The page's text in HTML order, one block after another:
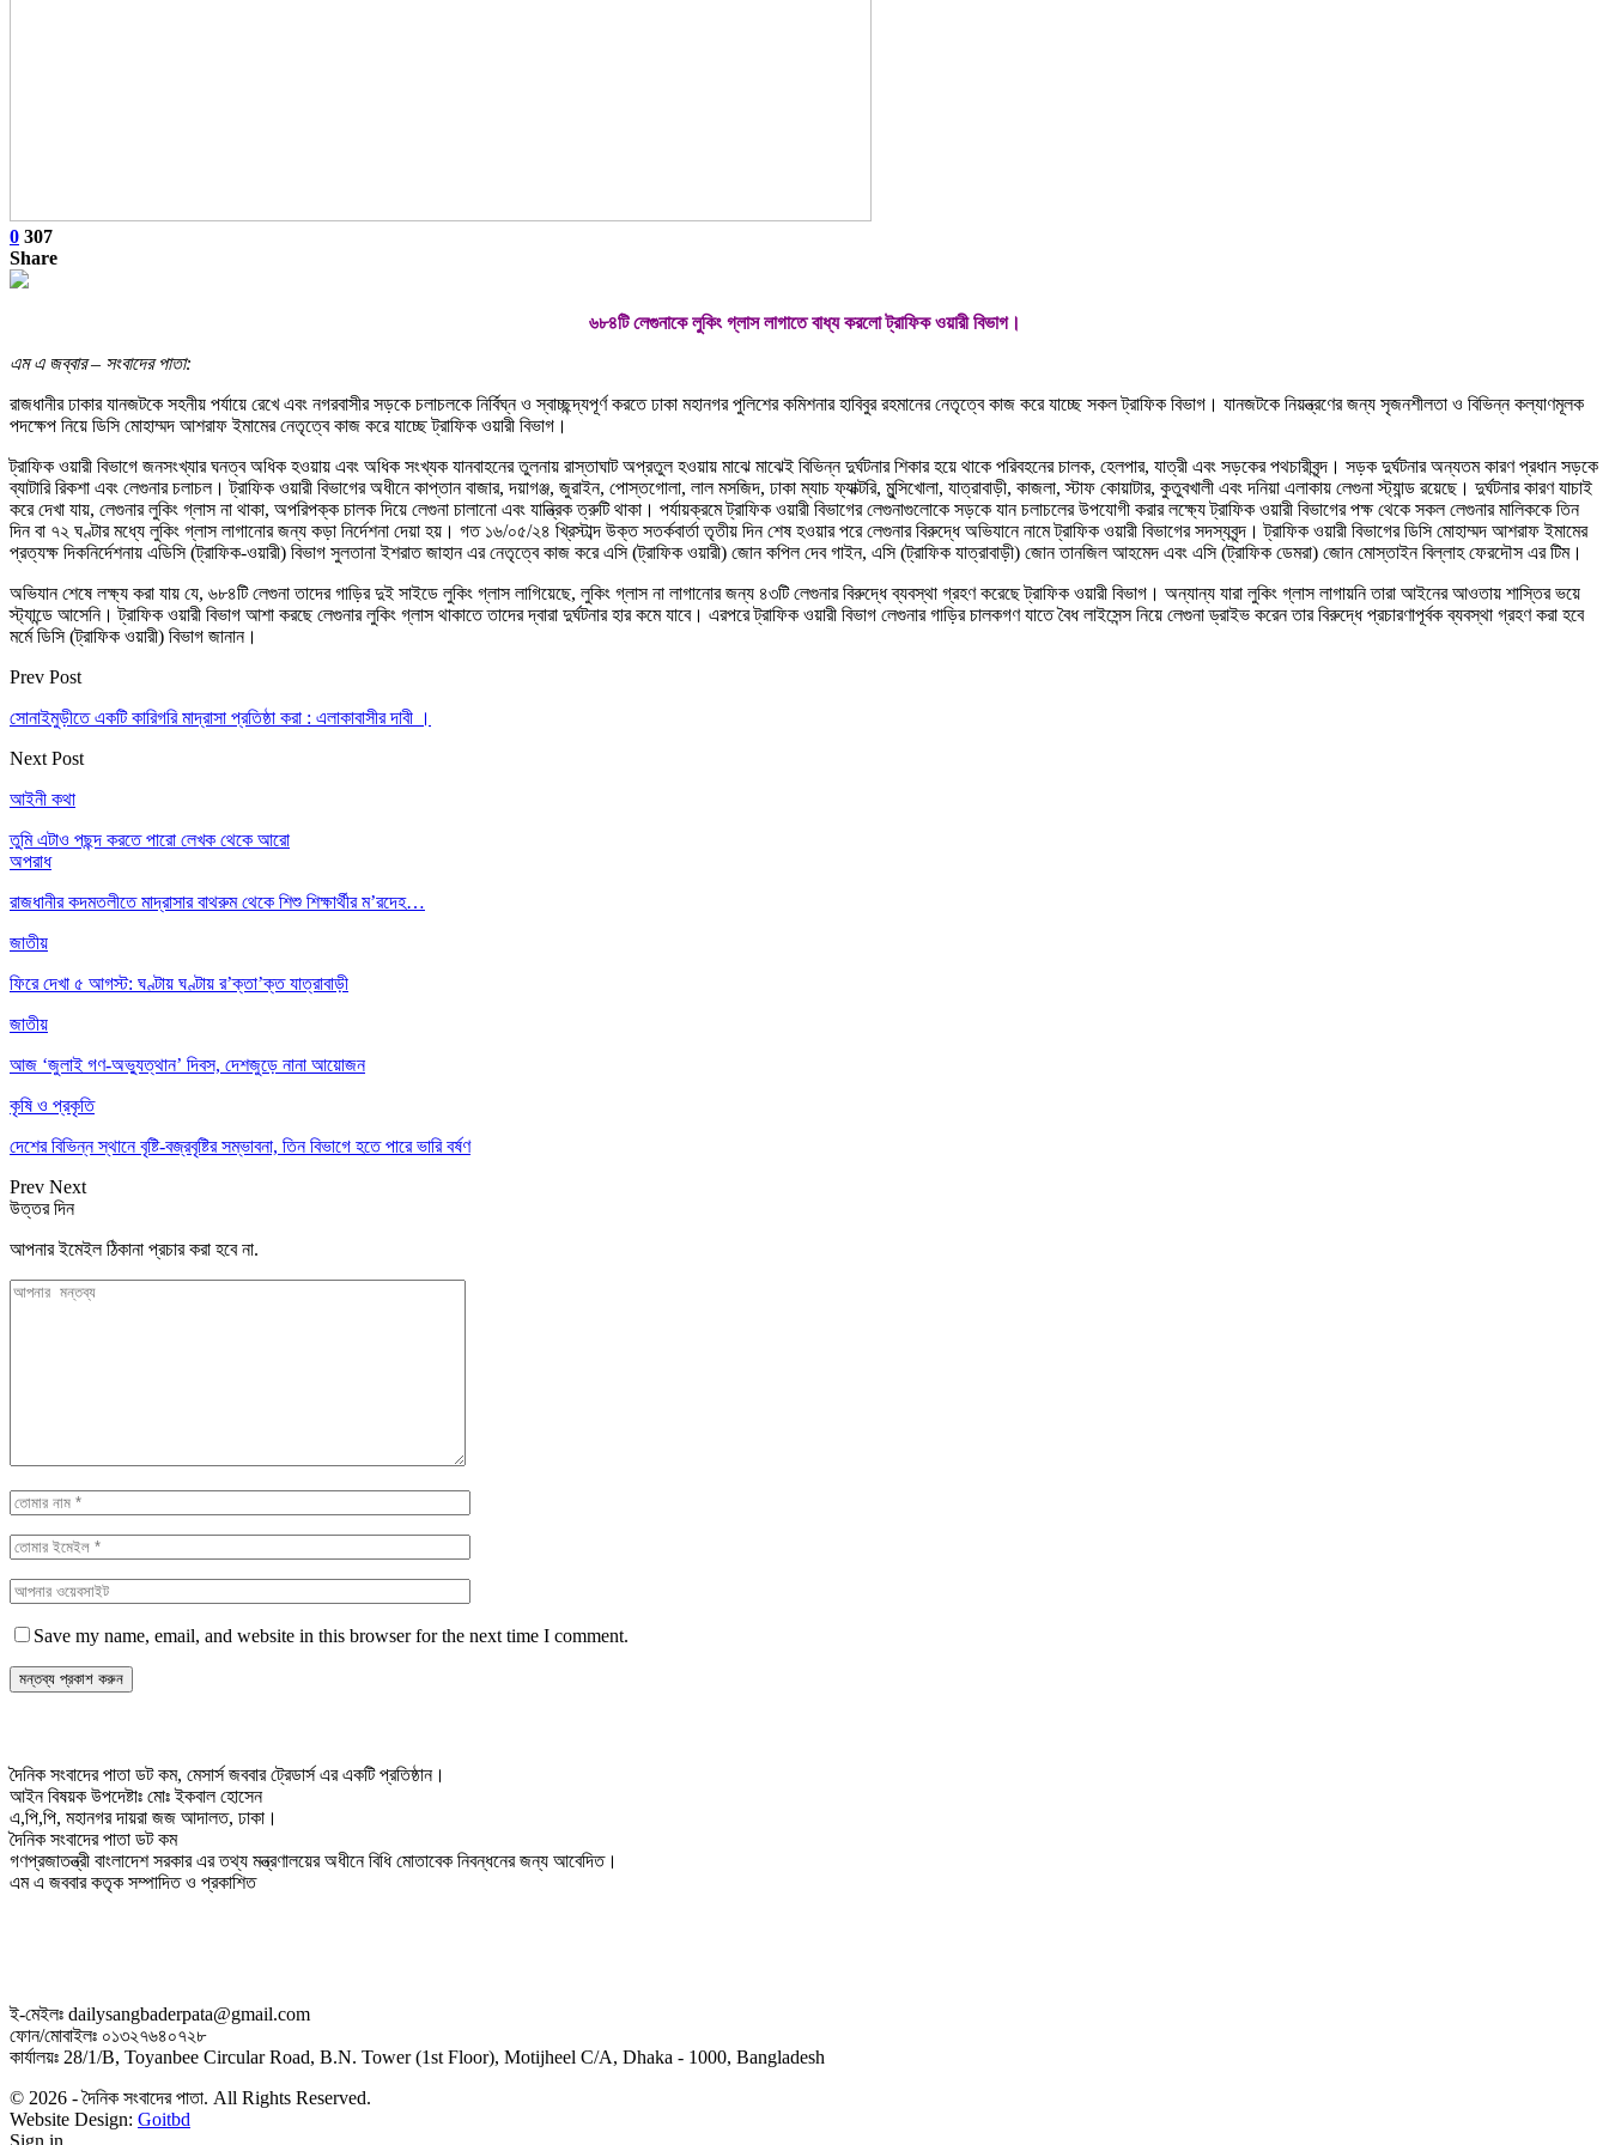
0 307
Share
৬৮৪টি লেগুনাকে লুকিং গ্লাস লাগাতে বাধ্য করলো ট্রাফিক ওয়ারী বিভাগ।
এম এ জব্বার – সংবাদের পাতা:
রাজধানীর ঢাকার যানজটকে সহনীয় পর্যায়ে রেখে এবং নগরবাসীর সড়কে চলাচলকে নির্বিঘ্ন ও স্বাচ্ছন্দ্যপূর্ণ করতে ঢাকা মহানগর পুলিশের কমিশনার হাবিবুর রহমানের নেতৃত্বে কাজ করে যাচ্ছে সকল ট্রাফিক বিভাগ। যানজটকে নিয়ন্ত্রণের জন্য সৃজনশীলতা ও বিভিন্ন কল্যাণমূলক
পদক্ষেপ নিয়ে ডিসি মোহাম্মদ আশরাফ ইমামের নেতৃত্বে কাজ করে যাচ্ছে ট্রাফিক ওয়ারী বিভাগ।
ট্রাফিক ওয়ারী বিভাগে জনসংখ্যার ঘনত্ব অধিক হওয়ায় এবং অধিক সংখ্যক যানবাহনের তুলনায় রাস্তাঘাট অপ্রতুল হওয়ায় মাঝে মাঝেই বিভিন্ন দুর্ঘটনার শিকার হয়ে থাকে পরিবহনের চালক, হেলপার, যাত্রী এবং সড়কের পথচারীবৃন্দ। সড়ক দুর্ঘটনার অন্যতম কারণ প্রধান সড়কে
ব্যাটারি রিকশা এবং লেগুনার চলাচল। ট্রাফিক ওয়ারী বিভাগের অধীনে কাপ্তান বাজার, দয়াগঞ্জ, জুরাইন, পোস্তগোলা, লাল মসজিদ, ঢাকা ম্যাচ ফ্যাক্টরি, মুন্সিখোলা, যাত্রাবাড়ী, কাজলা, স্টাফ কোয়াটার, কুতুবখালী এবং দনিয়া এলাকায় লেগুনা স্ট্যান্ড রয়েছে। দুর্ঘটনার কারণ যাচাই
করে দেখা যায়, লেগুনার লুকিং গ্লাস না থাকা, অপরিপক্ক চালক দিয়ে লেগুনা চালানো এবং যান্ত্রিক ত্রুটি থাকা। পর্যায়ক্রমে ট্রাফিক ওয়ারী বিভাগের লেগুনাগুলোকে সড়কে যান চলাচলের উপযোগী করার লক্ষ্যে ট্রাফিক ওয়ারী বিভাগের পক্ষ থেকে সকল লেগুনার মালিককে তিন
দিন বা ৭২ ঘণ্টার মধ্যে লুকিং গ্লাস লাগানোর জন্য কড়া নির্দেশনা দেয়া হয়। গত ১৬/০৫/২৪ খ্রিস্টাব্দ উক্ত সতর্কবার্তা তৃতীয় দিন শেষ হওয়ার পরে লেগুনার বিরুদ্ধে অভিযানে নামে ট্রাফিক ওয়ারী বিভাগের সদস্যবৃন্দ। ট্রাফিক ওয়ারী বিভাগের ডিসি মোহাম্মদ আশরাফ ইমামের
প্রত্যক্ষ দিকনির্দেশনায় এডিসি (ট্রাফিক-ওয়ারী) বিভাগ সুলতানা ইশরাত জাহান এর নেতৃত্বে কাজ করে এসি (ট্রাফিক ওয়ারী) জোন কপিল দেব গাইন, এসি (ট্রাফিক যাত্রাবাড়ী) জোন তানজিল আহমেদ এবং এসি (ট্রাফিক ডেমরা) জোন মোস্তাইন বিল্লাহ ফেরদৌস এর টিম।
অভিযান শেষে লক্ষ্য করা যায় যে, ৬৮৪টি লেগুনা তাদের গাড়ির দুই সাইডে লুকিং গ্লাস লাগিয়েছে, লুকিং গ্লাস না লাগানোর জন্য ৪৩টি লেগুনার বিরুদ্ধে ব্যবস্থা গ্রহণ করেছে ট্রাফিক ওয়ারী বিভাগ। অন্যান্য যারা লুকিং গ্লাস লাগায়নি তারা আইনের আওতায় শাস্তির ভয়ে
স্ট্যান্ডে আসেনি। ট্রাফিক ওয়ারী বিভাগ আশা করছে লেগুনার লুকিং গ্লাস থাকাতে তাদের দ্বারা দুর্ঘটনার হার কমে যাবে। এরপরে ট্রাফিক ওয়ারী বিভাগ লেগুনার গাড়ির চালকগণ যাতে বৈধ লাইসেন্স নিয়ে লেগুনা ড্রাইভ করেন তার বিরুদ্ধে প্রচারণাপূর্বক ব্যবস্থা গ্রহণ করা হবে
মর্মে ডিসি (ট্রাফিক ওয়ারী) বিভাগ জানান।
Prev Post
সোনাইমুড়ীতে একটি কারিগরি মাদ্রাসা প্রতিষ্ঠা করা : এলাকাবাসীর দাবী ।
Next Post
আইনী কথা
তুমি এটাও পছন্দ করতে পারো লেখক থেকে আরো
অপরাধ
রাজধানীর কদমতলীতে মাদ্রাসার বাথরুম থেকে শিশু শিক্ষার্থীর ম’রদেহ…
জাতীয়
ফিরে দেখা ৫ আগস্ট: ঘণ্টায় ঘণ্টায় র’ক্তা’ক্ত যাত্রাবাড়ী
জাতীয়
আজ ‘জুলাই গণ-অভ্যুত্থান’ দিবস, দেশজুড়ে নানা আয়োজন
কৃষি ও প্রকৃতি
দেশের বিভিন্ন স্থানে বৃষ্টি-বজ্রবৃষ্টির সম্ভাবনা, তিন বিভাগে হতে পারে ভারি বর্ষণ
Prev Next
উত্তর দিন
আপনার ইমেইল ঠিকানা প্রচার করা হবে না.
Save my name, email, and website in this browser for the next time I comment.
দৈনিক সংবাদের পাতা ডট কম, মেসার্স জববার ট্রেডার্স এর একটি প্রতিষ্ঠান।
আইন বিষয়ক উপদেষ্টাঃ মোঃ ইকবাল হোসেন
এ,পি,পি, মহানগর দায়রা জজ আদালত, ঢাকা।
দৈনিক সংবাদের পাতা ডট কম
গণপ্রজাতন্ত্রী বাংলাদেশ সরকার এর তথ্য মন্ত্রণালয়ের অধীনে বিধি মোতাবেক নিবন্ধনের জন্য আবেদিত।
এম এ জববার কতৃক সম্পাদিত ও প্রকাশিত
ই-মেইলঃ dailysangbaderpata@gmail.com
ফোন/মোবাইলঃ ০১৩২৭৬৪০৭২৮
কার্যালয়ঃ 28/1/B, Toyanbee Circular Road, B.N. Tower (1st Floor), Motijheel C/A, Dhaka - 1000, Bangladesh
© 2026 - দৈনিক সংবাদের পাতা. All Rights Reserved.
Website Design: Goitbd
Sign in